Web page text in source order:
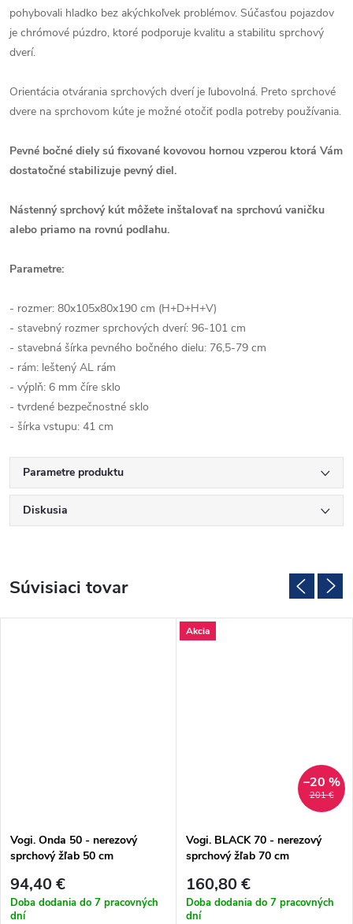
pohybovali hladko bez akýchkoľvek problémov. Súčasťou pojazdov
je chrómové púzdro, ktoré podporuje kvalitu a stabilitu sprchový
dverí.
Orientácia otvárania sprchových dverí je ľubovolná. Preto sprchové
dvere na sprchovom kúte je možné otočiť podla potreby používania.
Pevné bočné diely sú fixované kovovou hornou vzperou ktorá Vám
dostatočné stabilizuje pevný diel.
Nástenný sprchový kút môžete inštalovať na sprchovú vaničku
alebo priamo na rovnú podlahu.
Parametre:
- rozmer: 80x105x80x190 cm (H+D+H+V)
- stavebný rozmer sprchových dverí: 96-101 cm
- stavebná šírka pevného bočného dielu: 76,5-79 cm
- rám: leštený AL rám
- výplň: 6 mm číre sklo
- tvrdené bezpečnostné sklo
- šírka vstupu: 41 cm
Parametre produktu
Diskusia
Súvisiaci tovar
Vogi. Onda 50 - nerezový
sprchový žľab 50 cm
94,40 €
Doba dodania do 7 pracovných
dní
Akcia
201 €
–20 %
Vogi. BLACK 70 - nerezový
sprchový žľab 70 cm
160,80 €
Doba dodania do 7 pracovných
dní